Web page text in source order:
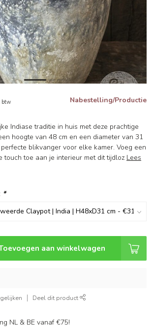
btw Nabestelling/Productie
Indiase traditie in huis met deze prachtige
hoogte van 48 cm en een diameter van 31
blikvanger voor elke kamer. Voeg een
touch toe aan je interieur met dit tijdloz Lees
*
aan winkelwagen
Deel dit product
NL & BE vanaf €75!